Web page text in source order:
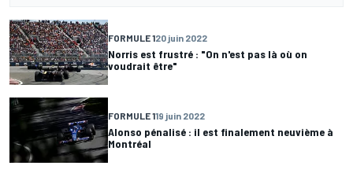
FORMULE 120 juin 2022
Norris est frustré : "On n'est pas là où on
voudrait être"
FORMULE 119 juin 2022
Alonso pénalisé : il est finalement neuvième à
Montréal